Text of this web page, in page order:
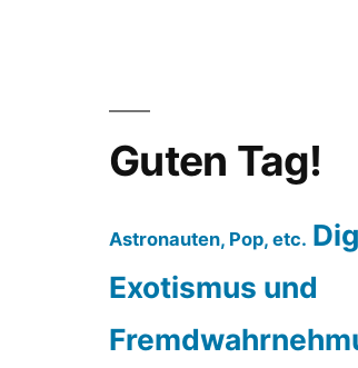
Teslaspulen
Guten Tag!
Astronauten, Pop, etc.
Exotismus und